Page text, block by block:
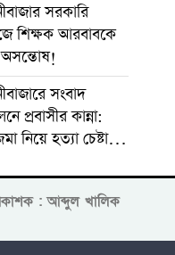
সরকারি
শিক্ষক আরবাবকে
অসন্তোষ!
সংবাদ
প্রবাসীর কান্না:
নিয়ে হত্যা চেষ্টার
: আব্দুল খালিক